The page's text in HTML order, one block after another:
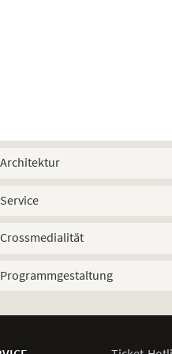
Architektur
Service
Crossmedialität
Programmgestaltung